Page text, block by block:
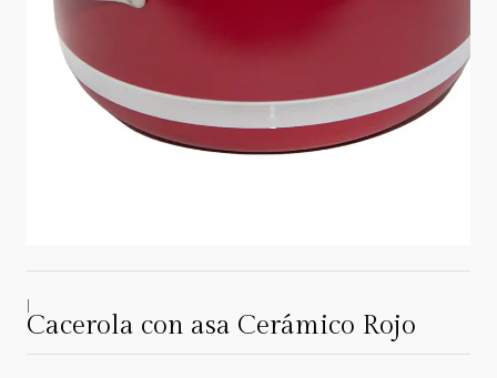
|
Cacerola con asa Cerámico Rojo